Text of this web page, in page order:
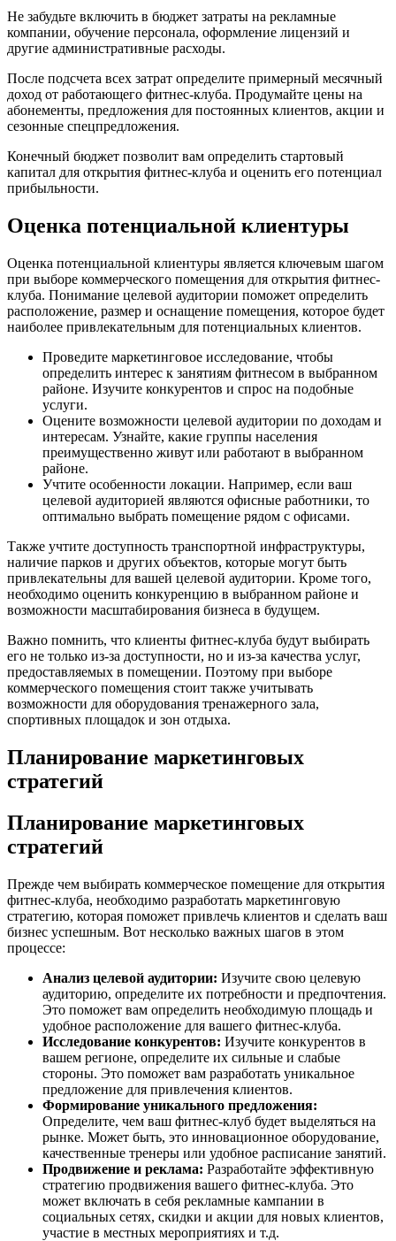
Не забудьте включить в бюджет затраты на рекламные
компании, обучение персонала, оформление лицензий и
другие административные расходы.
После подсчета всех затрат определите примерный месячный
доход от работающего фитнес-клуба. Продумайте цены на
абонементы, предложения для постоянных клиентов, акции и
сезонные спецпредложения.
Конечный бюджет позволит вам определить стартовый
капитал для открытия фитнес-клуба и оценить его потенциал
прибыльности.
Оценка потенциальной клиентуры
Оценка потенциальной клиентуры является ключевым шагом
при выборе коммерческого помещения для открытия фитнес-
клуба. Понимание целевой аудитории поможет определить
расположение, размер и оснащение помещения, которое будет
наиболее привлекательным для потенциальных клиентов.
Проведите маркетинговое исследование, чтобы
определить интерес к занятиям фитнесом в выбранном
районе. Изучите конкурентов и спрос на подобные
услуги.
Оцените возможности целевой аудитории по доходам и
интересам. Узнайте, какие группы населения
преимущественно живут или работают в выбранном
районе.
Учтите особенности локации. Например, если ваш
целевой аудиторией являются офисные работники, то
оптимально выбрать помещение рядом с офисами.
Также учтите доступность транспортной инфраструктуры,
наличие парков и других объектов, которые могут быть
привлекательны для вашей целевой аудитории. Кроме того,
необходимо оценить конкуренцию в выбранном районе и
возможности масштабирования бизнеса в будущем.
Важно помнить, что клиенты фитнес-клуба будут выбирать
его не только из-за доступности, но и из-за качества услуг,
предоставляемых в помещении. Поэтому при выборе
коммерческого помещения стоит также учитывать
возможности для оборудования тренажерного зала,
спортивных площадок и зон отдыха.
Планирование маркетинговых
стратегий
Планирование маркетинговых
стратегий
Прежде чем выбирать коммерческое помещение для открытия
фитнес-клуба, необходимо разработать маркетинговую
стратегию, которая поможет привлечь клиентов и сделать ваш
бизнес успешным. Вот несколько важных шагов в этом
процессе:
Анализ целевой аудитории: Изучите свою целевую
аудиторию, определите их потребности и предпочтения.
Это поможет вам определить необходимую площадь и
удобное расположение для вашего фитнес-клуба.
Исследование конкурентов: Изучите конкурентов в
вашем регионе, определите их сильные и слабые
стороны. Это поможет вам разработать уникальное
предложение для привлечения клиентов.
Формирование уникального предложения:
Определите, чем ваш фитнес-клуб будет выделяться на
рынке. Может быть, это инновационное оборудование,
качественные тренеры или удобное расписание занятий.
Продвижение и реклама: Разработайте эффективную
стратегию продвижения вашего фитнес-клуба. Это
может включать в себя рекламные кампании в
социальных сетях, скидки и акции для новых клиентов,
участие в местных мероприятиях и т.д.